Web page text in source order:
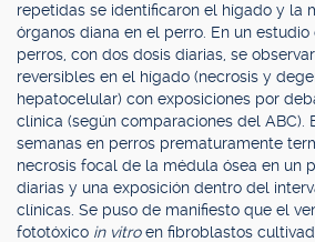
repetidas se identificaron el hígado y la
órganos diana en el perro. En un estudio
perros, con dos dosis diarias, se
reversibles en el hígado (necrosis y
hepatocelular) con exposiciones por
clínica (según comparaciones del ABC).
semanas en perros prematuramente
necrosis focal de la médula ósea en un
diarias y una exposición dentro del
clínicas. Se puso de manifiesto que el
fototóxico in vitroen fibroblastos